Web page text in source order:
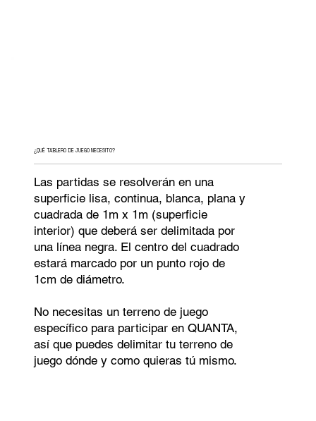
¿QUÉ TABLERO DE JUEGO NECESITO?
Las partidas se resolverán en una
superficie lisa, continua, blanca, plana y
cuadrada de 1m x 1m (superficie
interior) que deberá ser delimitada por
una línea negra. El centro del cuadrado
estará marcado por un punto rojo de
1cm de diámetro.
No necesitas un terreno de juego
específico para participar en QUANTA,
así que puedes delimitar tu terreno de
juego dónde y como quieras tú mismo.